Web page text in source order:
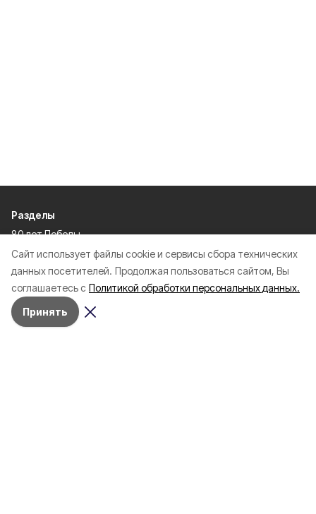
Cайт использует файлы cookie и сервисы сбора технических
данных посетителей. Продолжая пользоваться сайтом, Вы
соглашаетесь с Политикой обработки персональных данных.
Принять
Разделы
80 лет Победы
Новости
Статьи
Культура
Происшествия
Проекты